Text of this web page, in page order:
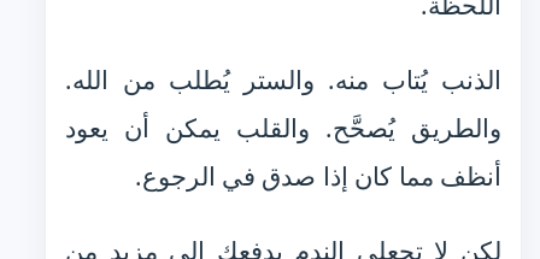
الذنب يُتاب منه. والستر يُطلب من الله.
والطريق يُصحَّح. والقلب يمكن أن يعود
أنظف مما كان إذا صدق في الرجوع.
لكن لا تجعلي الندم يدفعك إلى مزيد من